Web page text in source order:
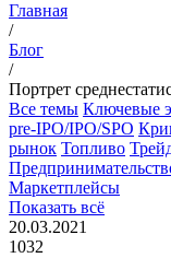
Главная
/
Блог
/
Портрет
Все темы Ключевые
pre-IPO/IPO/SPO
рынок Топливо
Маркетплейсы
Показать всё
20.03.2021
1032